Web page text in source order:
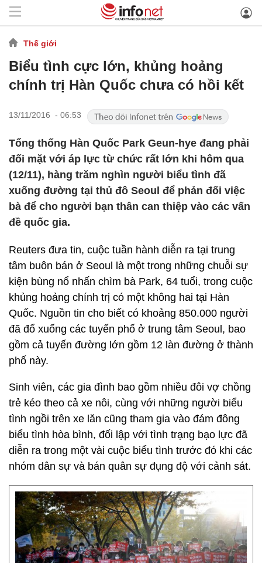
Thế giới
Biểu tình cực lớn, khủng hoảng
chính trị Hàn Quốc chưa có hồi kết
13/11/2016 - 06:53
Tổng thống Hàn Quốc Park Geun-hye đang phải
đối mặt với áp lực từ chức rất lớn khi hôm qua
(12/11), hàng trăm nghìn người biểu tình đã
xuống đường tại thủ đô Seoul để phản đối việc
bà để cho người bạn thân can thiệp vào các vấn
đề quốc gia.
Reuters đưa tin, cuộc tuần hành diễn ra tại trung
tâm buôn bán ở Seoul là một trong những chuỗi sự
kiện bùng nổ nhấn chìm bà Park, 64 tuổi, trong cuộc
khủng hoảng chính trị có một không hai tại Hàn
Quốc. Nguồn tin cho biết có khoảng 850.000 người
đã đổ xuống các tuyến phố ở trung tâm Seoul, bao
gồm cả tuyến đường lớn gồm 12 làn đường ở thành
phố này.
Sinh viên, các gia đình bao gồm nhiều đôi vợ chồng
trẻ kéo theo cả xe nôi, cùng với những người biểu
tình ngồi trên xe lăn cũng tham gia vào đám đông
biểu tình hòa bình, đối lập với tình trạng bạo lực đã
diễn ra trong một vài cuộc biểu tình trước đó khi các
nhóm dân sự và bán quân sự đụng độ với cảnh sát.